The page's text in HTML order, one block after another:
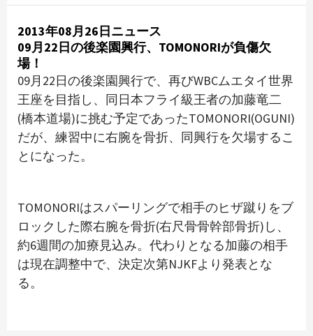
2013年08月26日ニュース
09月22日の後楽園興行、TOMONORIが負傷欠
場！
09月22日の後楽園興行で、再びWBCムエタイ世界
王座を目指し、同日本フライ級王者の加藤竜二
(橋本道場)に挑む予定であったTOMONORI(OGUNI)
だが、練習中に右腕を骨折、同興行を欠場するこ
とになった。
TOMONORIはスパーリングで相手のヒザ蹴りをブ
ロックした際右腕を骨折(右尺骨骨幹部骨折)し、
約6週間の加療見込み。代わりとなる加藤の相手
は現在調整中で、決定次第NJKFより発表とな
る。